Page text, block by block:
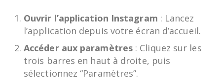
Ouvrir l’application Instagram : Lancez
l’application depuis votre écran d’accueil.
Accéder aux paramètres: Cliquez sur les
trois barres en haut à droite, puis
sélectionnez “Paramètres”.